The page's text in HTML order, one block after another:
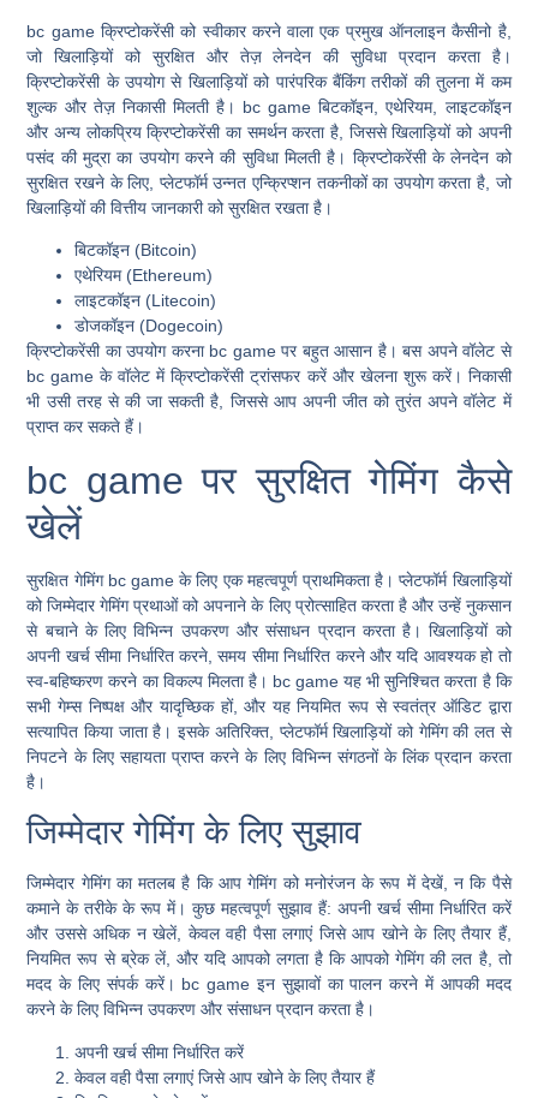
bc game क्रिप्टोकरेंसी को स्वीकार करने वाला एक प्रमुख ऑनलाइन कैसीनो है,
जो खिलाड़ियों को सुरक्षित और तेज़ लेनदेन की सुविधा प्रदान करता है।
क्रिप्टोकरेंसी के उपयोग से खिलाड़ियों को पारंपरिक बैंकिंग तरीकों की तुलना में कम
शुल्क और तेज़ निकासी मिलती है। bc game बिटकॉइन, एथेरियम, लाइटकॉइन
और अन्य लोकप्रिय क्रिप्टोकरेंसी का समर्थन करता है, जिससे खिलाड़ियों को अपनी
पसंद की मुद्रा का उपयोग करने की सुविधा मिलती है। क्रिप्टोकरेंसी के लेनदेन को
सुरक्षित रखने के लिए, प्लेटफॉर्म उन्नत एन्क्रिप्शन तकनीकों का उपयोग करता है, जो
खिलाड़ियों की वित्तीय जानकारी को सुरक्षित रखता है।
बिटकॉइन (Bitcoin)
एथेरियम (Ethereum)
लाइटकॉइन (Litecoin)
डोजकॉइन (Dogecoin)
क्रिप्टोकरेंसी का उपयोग करना bc game पर बहुत आसान है। बस अपने वॉलेट से
bc game के वॉलेट में क्रिप्टोकरेंसी ट्रांसफर करें और खेलना शुरू करें। निकासी
भी उसी तरह से की जा सकती है, जिससे आप अपनी जीत को तुरंत अपने वॉलेट में
प्राप्त कर सकते हैं।
bc game पर सुरक्षित गेमिंग कैसे
खेलें
सुरक्षित गेमिंग bc game के लिए एक महत्वपूर्ण प्राथमिकता है। प्लेटफॉर्म खिलाड़ियों
को जिम्मेदार गेमिंग प्रथाओं को अपनाने के लिए प्रोत्साहित करता है और उन्हें नुकसान
से बचाने के लिए विभिन्न उपकरण और संसाधन प्रदान करता है। खिलाड़ियों को
अपनी खर्च सीमा निर्धारित करने, समय सीमा निर्धारित करने और यदि आवश्यक हो तो
स्व-बहिष्करण करने का विकल्प मिलता है। bc game यह भी सुनिश्चित करता है कि
सभी गेम्स निष्पक्ष और यादृच्छिक हों, और यह नियमित रूप से स्वतंत्र ऑडिट द्वारा
सत्यापित किया जाता है। इसके अतिरिक्त, प्लेटफॉर्म खिलाड़ियों को गेमिंग की लत से
निपटने के लिए सहायता प्राप्त करने के लिए विभिन्न संगठनों के लिंक प्रदान करता
है।
जिम्मेदार गेमिंग के लिए सुझाव
जिम्मेदार गेमिंग का मतलब है कि आप गेमिंग को मनोरंजन के रूप में देखें, न कि पैसे
कमाने के तरीके के रूप में। कुछ महत्वपूर्ण सुझाव हैं: अपनी खर्च सीमा निर्धारित करें
और उससे अधिक न खेलें, केवल वही पैसा लगाएं जिसे आप खोने के लिए तैयार हैं,
नियमित रूप से ब्रेक लें, और यदि आपको लगता है कि आपको गेमिंग की लत है, तो
मदद के लिए संपर्क करें। bc game इन सुझावों का पालन करने में आपकी मदद
करने के लिए विभिन्न उपकरण और संसाधन प्रदान करता है।
अपनी खर्च सीमा निर्धारित करें
केवल वही पैसा लगाएं जिसे आप खोने के लिए तैयार हैं